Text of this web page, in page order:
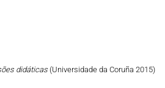
didáticas (Universidade da Coruña 2015)